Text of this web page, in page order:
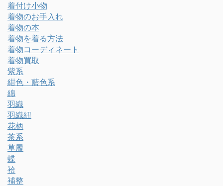
着付け小物
着物のお手入れ
着物の本
着物を着る方法
着物コーディネート
着物買取
紫系
紺色・藍色系
綿
羽織
羽織紐
花柄
茶系
草履
蝶
袷
補整